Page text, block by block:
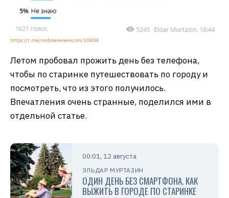
https://t.me/mobilereviewcom/10404
Летом пробовал прожить день без телефона,
чтобы по старинке путешествовать по городу и
посмотреть, что из этого получилось.
Впечатления очень странные, поделился ими в
отдельной статье.
00:01, 12 августа
ЭЛЬДАР МУРТАЗИН
ОДИН ДЕНЬ БЕЗ СМАРТФОНА. КАК
ВЫЖИТЬ В ГОРОДЕ ПО СТАРИНКЕ